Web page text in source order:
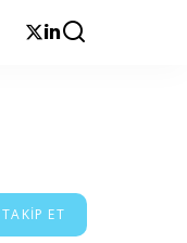
TAKIP ET